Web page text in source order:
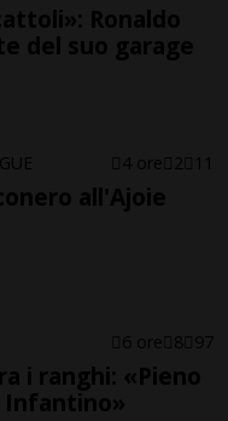
Ronaldo
del suo garage
4 ore 2 11
all'Ajoie
6 ore 8 97
i ranghi: «Pieno
Infantino»